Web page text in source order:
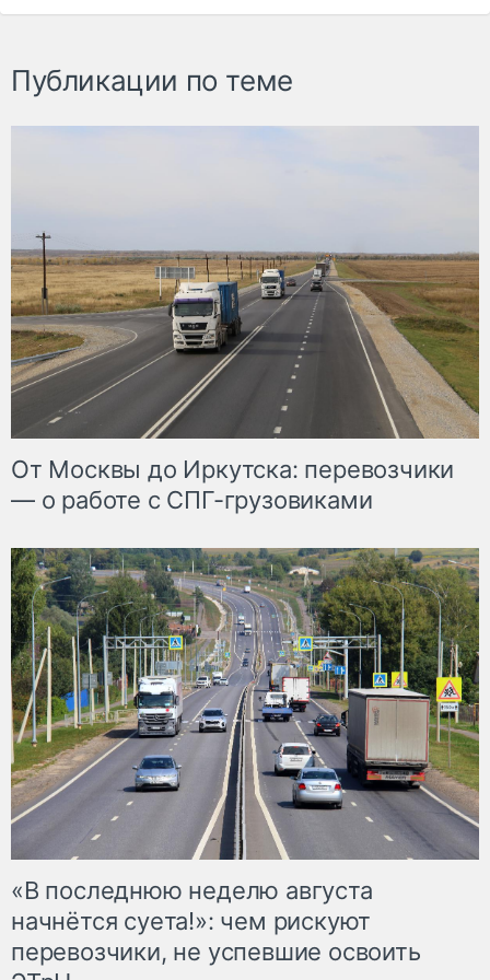
Публикации по теме
От Москвы до Иркутска: перевозчики
— о работе с СПГ-грузовиками
«В последнюю неделю августа
начнётся суета!»: чем рискуют
перевозчики, не успевшие освоить